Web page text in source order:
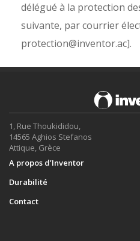
délégué à la protection
suivante, par courrier
protection@inventor.ac].
1, Rue Thoukididou,
14565 Aghios Stefanos
Attique, Grèce
A propos d’Inventor
Durabilité
Contact